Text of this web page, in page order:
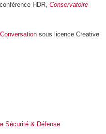
HDR, Conservatoire
sous licence Creative
Sécurité & Défense